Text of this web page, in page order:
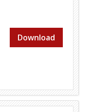
Download